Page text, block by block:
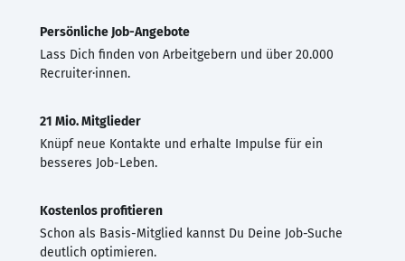
Persönliche Job-Angebote
Lass Dich finden von Arbeitgebern und über 20.000
Recruiter·innen.
21 Mio. Mitglieder
Knüpf neue Kontakte und erhalte Impulse für ein
besseres Job-Leben.
Kostenlos profitieren
Schon als Basis-Mitglied kannst Du Deine Job-Suche
deutlich optimieren.